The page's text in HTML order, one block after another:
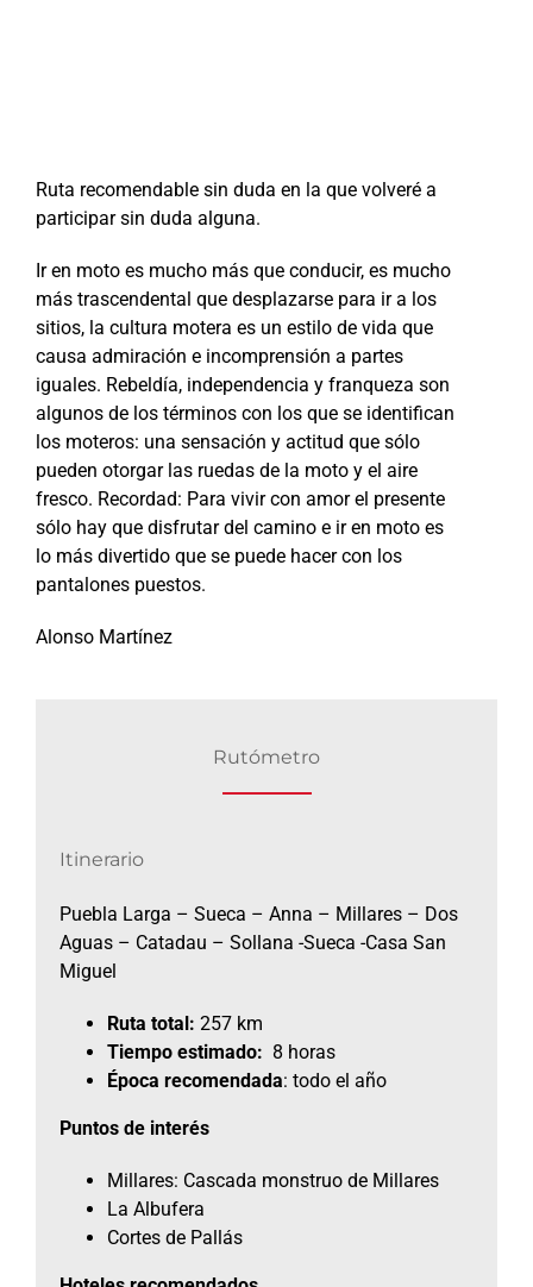
Ruta recomendable sin duda en la que volveré a
participar sin duda alguna.
Ir en moto es mucho más que conducir, es mucho
más trascendental que desplazarse para ir a los
sitios, la cultura motera es un estilo de vida que
causa admiración e incomprensión a partes
iguales. Rebeldía, independencia y franqueza son
algunos de los términos con los que se identifican
los moteros: una sensación y actitud que sólo
pueden otorgar las ruedas de la moto y el aire
fresco. Recordad: Para vivir con amor el presente
sólo hay que disfrutar del camino e ir en moto es
lo más divertido que se puede hacer con los
pantalones puestos.
Alonso Martínez
Rutómetro
Itinerario
Puebla Larga – Sueca – Anna – Millares – Dos
Aguas – Catadau – Sollana -Sueca -Casa San
Miguel
Ruta total: 257 km
Tiempo estimado: 8 horas
Época recomendada: todo el año
Puntos de interés
Millares: Cascada monstruo de Millares
La Albufera
Cortes de Pallás